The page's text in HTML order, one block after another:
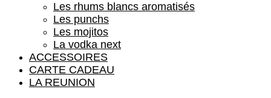
Les rhums blancs aromatisés
Les punchs
Les mojitos
La vodka next
ACCESSOIRES
CARTE CADEAU
LA REUNION